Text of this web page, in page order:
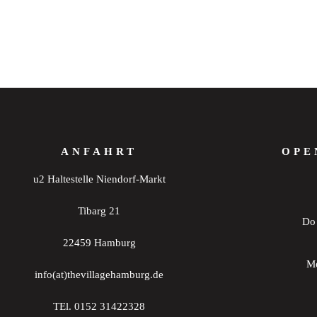
ANFAHRT
u2 Haltestelle Niendorf-Markt
Tibarg 21
22459 Hamburg
info(at)thevillagehamburg.de
TEl. 0152 31422328